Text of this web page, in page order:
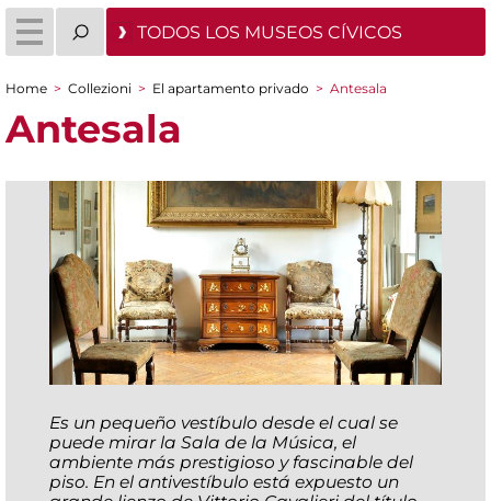
TODOS LOS MUSEOS CÍVICOS
You are here
Home > Collezioni > El apartamento privado > Antesala
Antesala
Es un pequeño vestíbulo desde el cual se
puede mirar la Sala de la Música, el
ambiente más prestigioso y fascinable del
piso. En el antivestíbulo está expuesto un